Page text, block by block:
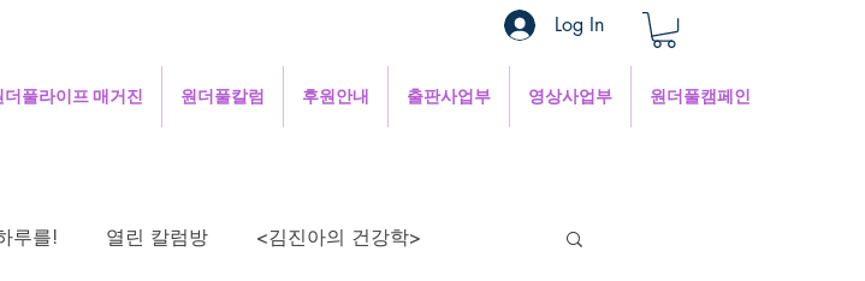
Log In
더풀라이프 매거진 원더풀칼럼 후원안내 출판사업부 영상사업부 원더풀캠페인
루를! 열린 칼럼방 <김진아의 건강학>